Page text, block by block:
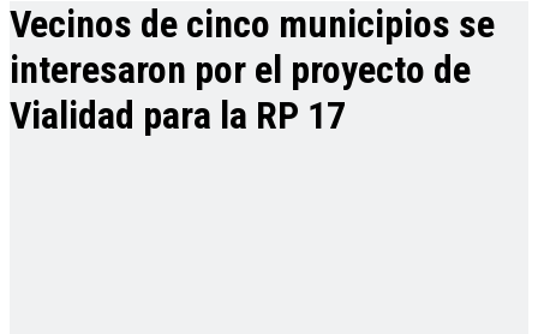
Vecinos de cinco municipios se
interesaron por el proyecto de
Vialidad para la RP 17